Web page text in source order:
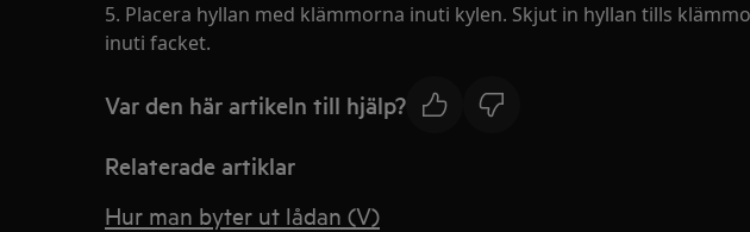
5. Placera hyllan med klämmorna inuti kylen. Skjut in hyllan tills
inuti facket.
Var den här artikeln till hjälp?
Relaterade artiklar
Hur man byter ut lådan (V)